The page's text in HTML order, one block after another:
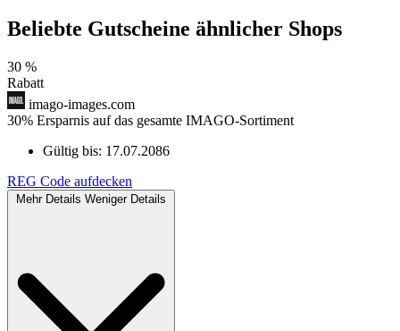
Beliebte Gutscheine ähnlicher Shops
30 %
Rabatt
imago-images.com
30% Ersparnis auf das gesamte IMAGO-Sortiment
Gültig bis: 17.07.2086
REG Code aufdecken
Mehr Details Weniger Details